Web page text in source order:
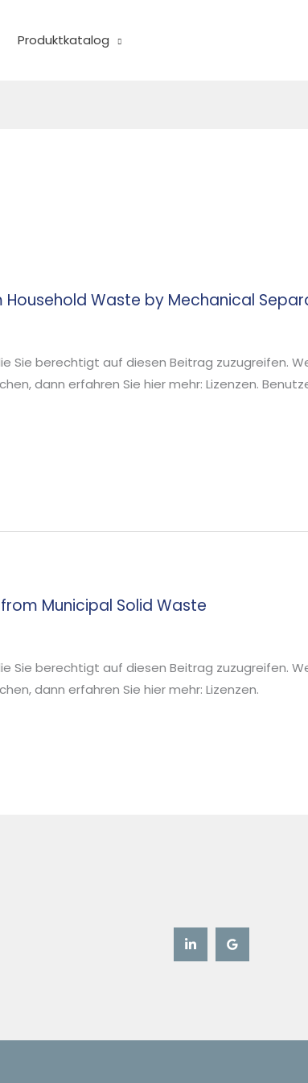
Produktkatalog
Waste by Mechanical
Sie berechtigt auf diesen Beitrag zuzugreifen.
dann erfahren Sie hier mehr: Lizenzen.
Municipal Solid Waste
Sie berechtigt auf diesen Beitrag zuzugreifen.
dann erfahren Sie hier mehr: Lizenzen.